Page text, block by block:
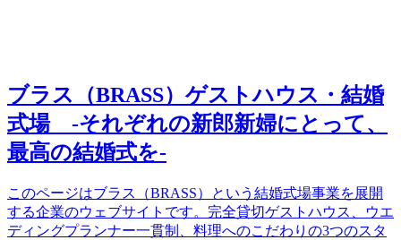
ブラス（BRASS）ゲストハウス・結婚
式場 -それぞれの新郎新婦にとって、
最高の結婚式を-
このページはブラス（BRASS）という結婚式場事業を展開
する企業のウェブサイトです。完全貸切ゲストハウス、ウエ
ディングプランナー一貫制、料理へのこだわりの3つのスタ